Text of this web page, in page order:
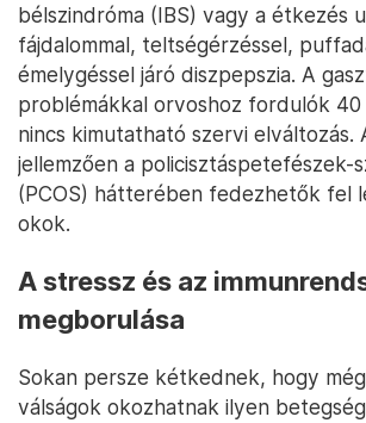
bélszindróma (IBS) vagy a étkezés
fájdalommal, teltségérzéssel,
émelygéssel járó diszpepszia. A
problémákkal orvoshoz fordulók 40
nincs kimutatható szervi elváltozás.
jellemzően a policisztáspetefészek-
(PCOS) hátterében fedezhetők fel
okok.
A stressz és az
megborulása
Sokan persze kétkednek, hogy
válságok okozhatnak ilyen